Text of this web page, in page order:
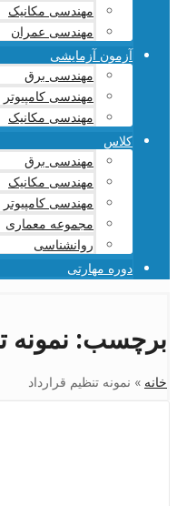
مهندسی مکانیک
مهندسی عمران
آزمون آزمایشی
مهندسی برق
مهندسی کامپیوتر
مهندسی مکانیک
کلاس
مهندسی برق
مهندسی مکانیک
مهندسی کامپیوتر
مجموعه معماری
روانشناسی
دوره مهارتی
برچسب: نمونه
خانه » نمونه تنظیم قرارداد